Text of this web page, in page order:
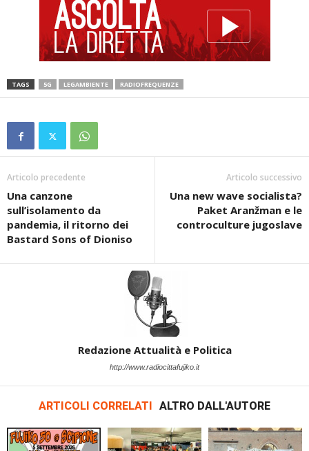
TAGS 5G LEGAMBIENTE RADIOFREQUENZE
Articolo precedente
Una canzone
sull’isolamento da
pandemia, il ritorno dei
Bastard Sons of Dioniso
Articolo successivo
Una new wave socialista?
Paket Aranžman e le
controculture jugoslave
Redazione Attualità e Politica
http://www.radiocittafujiko.it
ARTICOLI CORRELATI ALTRO DALL'AUTORE